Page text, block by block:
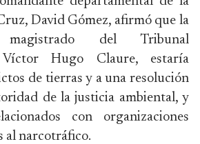
David Gómez, afirmó que la
del Tribunal
Víctor Hugo Claure, estaría
de tierras y a una resolución
de la justicia ambiental, y
con organizaciones
al narcotráfico.